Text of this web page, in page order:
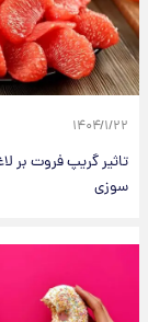
۱۴۰۴/۱/۲۲
تاثیر گریپ فروت بر
سوزی